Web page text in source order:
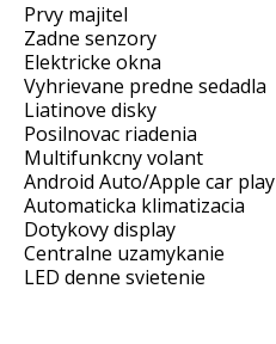
Prvy majitel
Zadne senzory
Elektricke okna
Vyhrievane predne sedadla
Liatinove disky
Posilnovac riadenia
Multifunkcny volant
Android Auto/Apple car play
Automaticka klimatizacia
Dotykovy display
Centralne uzamykanie
LED denne svietenie